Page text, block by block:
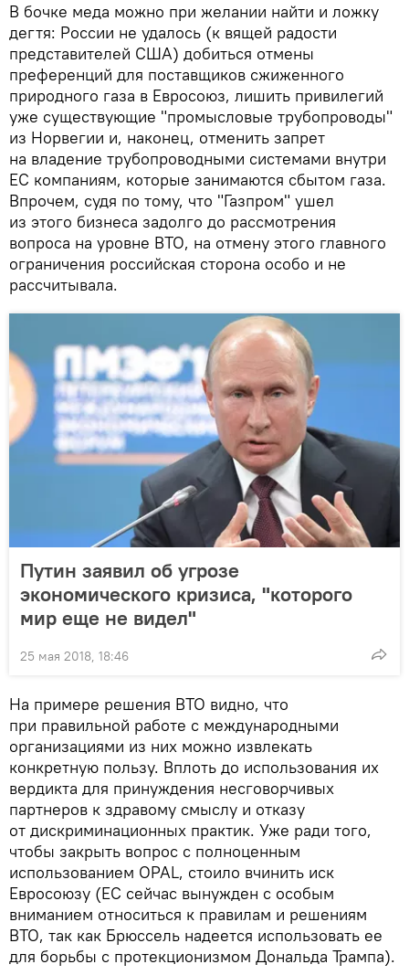
В бочке меда можно при желании найти и ложку
дегтя: России не удалось (к вящей радости
представителей США) добиться отмены
преференций для поставщиков сжиженного
природного газа в Евросоюз, лишить привилегий
уже существующие "промысловые трубопроводы"
из Норвегии и, наконец, отменить запрет
на владение трубопроводными системами внутри
ЕС компаниям, которые занимаются сбытом газа.
Впрочем, судя по тому, что "Газпром" ушел
из этого бизнеса задолго до рассмотрения
вопроса на уровне ВТО, на отмену этого главного
ограничения российская сторона особо и не
рассчитывала.
Путин заявил об угрозе
экономического кризиса, "которого
мир еще не видел"
25 мая 2018, 18:46
На примере решения ВТО видно, что
при правильной работе с международными
организациями из них можно извлекать
конкретную пользу. Вплоть до использования их
вердикта для принуждения несговорчивых
партнеров к здравому смыслу и отказу
от дискриминационных практик. Уже ради того,
чтобы закрыть вопрос с полноценным
использованием OPAL, стоило вчинить иск
Евросоюзу (ЕС сейчас вынужден с особым
вниманием относиться к правилам и решениям
ВТО, так как Брюссель надеется использовать ее
для борьбы с протекционизмом Дональда Трампа).